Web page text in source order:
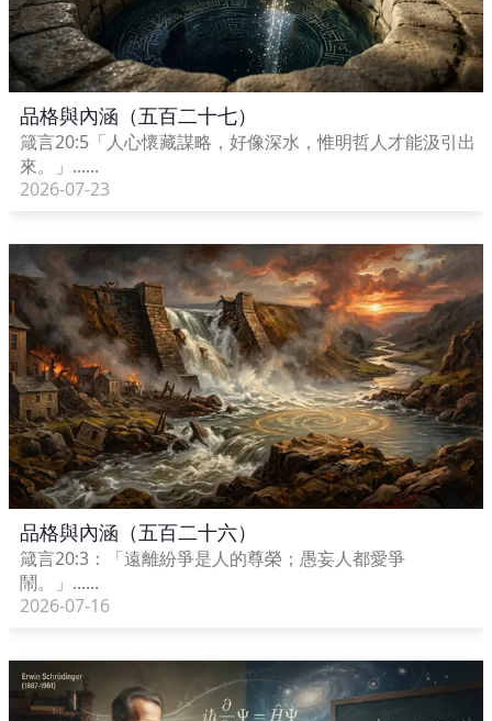
品格與內涵（五百二十七）
箴言20:5「人心懷藏謀略，好像深水，惟明哲人才能汲引出
來。」......
2026-07-23
品格與內涵（五百二十六）
箴言20:3：「遠離紛爭是人的尊榮；愚妄人都愛爭
鬧。」......
2026-07-16